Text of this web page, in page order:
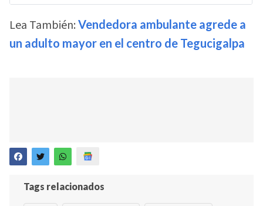
Lea También: Vendedora ambulante agrede a
un adulto mayor en el centro de Tegucigalpa
Tags relacionados